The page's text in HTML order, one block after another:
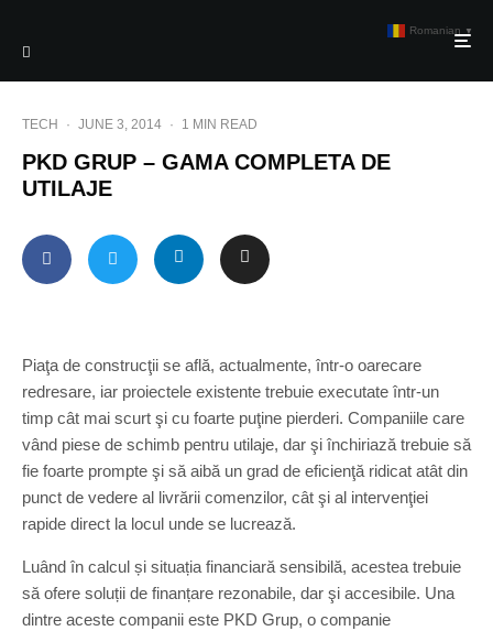
TECH · JUNE 3, 2014 · 1 MIN READ
PKD GRUP – GAMA COMPLETA DE
UTILAJE
Piaţa de construcţii se află, actualmente, într-o oarecare
redresare, iar proiectele existente trebuie executate într-un
timp cât mai scurt şi cu foarte puţine pierderi. Companiile care
vând piese de schimb pentru utilaje, dar şi închiriază trebuie să
fie foarte prompte şi să aibă un grad de eficienţă ridicat atât din
punct de vedere al livrării comenzilor, cât şi al intervenţiei
rapide direct la locul unde se lucrează.
Luând în calcul și situația financiară sensibilă, acestea trebuie
să ofere soluții de finanțare rezonabile, dar şi accesibile. Una
dintre aceste companii este PKD Grup, o companie
Romanian ▼